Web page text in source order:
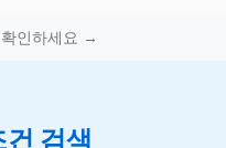
인하세요 →
검색